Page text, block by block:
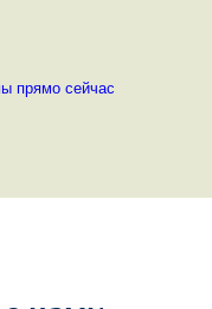
прямо сейчас